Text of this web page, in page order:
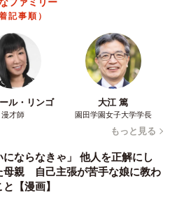
ご家庭に限って学年を重ねる
いてしまうようです」。
記事順）
ル・リンゴ
漫才師
大江 篤
園田学園女子大学学長
もっと見る
にならなきゃ」 他人を正解にし
母親 自己主張が苦手な娘に教わ
【漫画】